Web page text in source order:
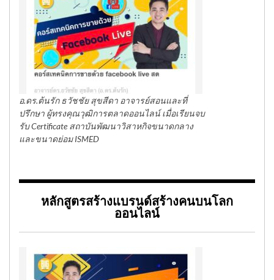
อ.ดร.ต้นรัก ธวัชชัย สุขสีดา อาจารย์สอนและที่
ปรึกษา ผู้ทรงคุณวุฒิการตลาดออนไลน์ เมื่อเรียนจบ
รับ Certificate สถาบันพัฒนาวิสาหกิจขนาดกลาง
และขนาดย่อม ISMED
หลักสูตรสร้างแบรนด์สร้างคนบนโลก
ออนไลน์